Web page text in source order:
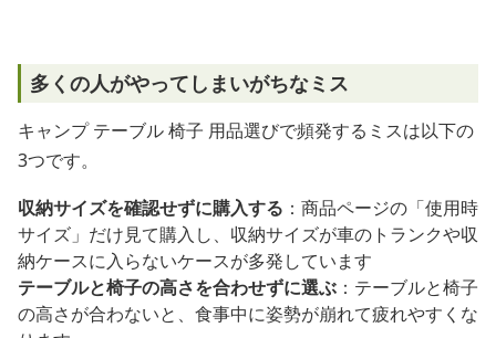
多くの人がやってしまいがちなミス
キャンプ テーブル 椅子 用品選びで頻発するミスは以下の
3つです。
収納サイズを確認せずに購入する ：商品ページの「使用時
サイズ」だけ見て購入し、収納サイズが車のトランクや収
納ケースに入らないケースが多発しています
テーブルと椅子の高さを合わせずに選ぶ ：テーブルと椅子
の高さが合わないと、食事中に姿勢が崩れて疲れやすくな